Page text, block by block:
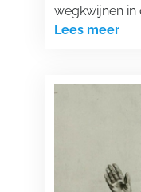
wegkwijnen in
Lees meer